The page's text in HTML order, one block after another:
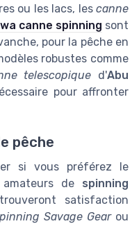
ou les lacs, les canne
canne spinning sont
pour la pêche en
robustes comme
telescopique d'Abu
pour affronter
pêche
si vous préférez le
de spinning
satisfaction
Savage Gearou